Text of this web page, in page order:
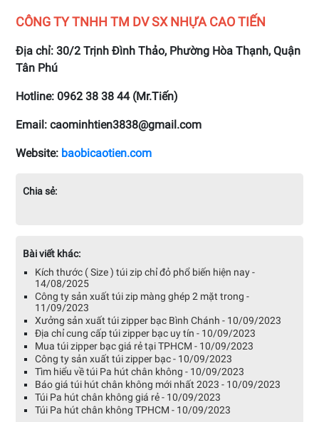
CÔNG TY TNHH TM DV SX NHỰA CAO TIẾN
Địa chỉ: 30/2 Trịnh Đình Thảo, Phường Hòa Thạnh, Quận
Tân Phú
Hotline: 0962 38 38 44 (Mr.Tiến)
Email: caominhtien3838@gmail.com
Website: baobicaotien.com
Chia sẻ:
Bài viết khác:
Kích thước ( Size ) túi zip chỉ đỏ phổ biến hiện nay -
14/08/2025
Công ty sản xuất túi zip màng ghép 2 mặt trong -
11/09/2023
Xưởng sản xuất túi zipper bạc Bình Chánh - 10/09/2023
Địa chỉ cung cấp túi zipper bạc uy tín - 10/09/2023
Mua túi zipper bạc giá rẻ tại TPHCM - 10/09/2023
Công ty sản xuất túi zipper bạc - 10/09/2023
Tìm hiểu về túi Pa hút chân không - 10/09/2023
Báo giá túi hút chân không mới nhất 2023 - 10/09/2023
Túi Pa hút chân không giá rẻ - 10/09/2023
Túi Pa hút chân không TPHCM - 10/09/2023